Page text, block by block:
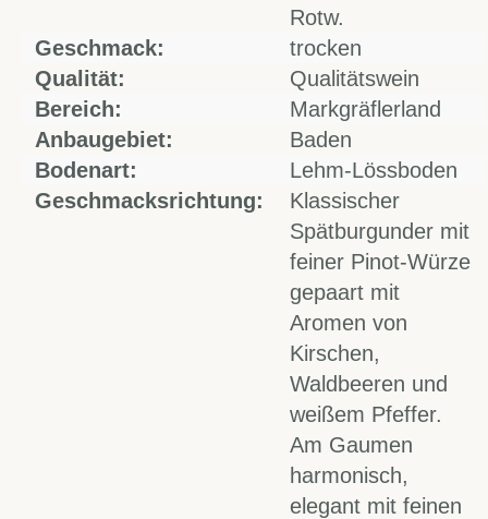
Rotw.
Geschmack:
trocken
Qualität:
Qualitätswein
Bereich:
Markgräflerland
Anbaugebiet:
Baden
Bodenart:
Lehm-Lössboden
Geschmacksrichtung:
Klassischer
Spätburgunder mit
feiner Pinot-Würze
gepaart mit
Aromen von
Kirschen,
Waldbeeren und
weißem Pfeffer.
Am Gaumen
harmonisch,
elegant mit feinen